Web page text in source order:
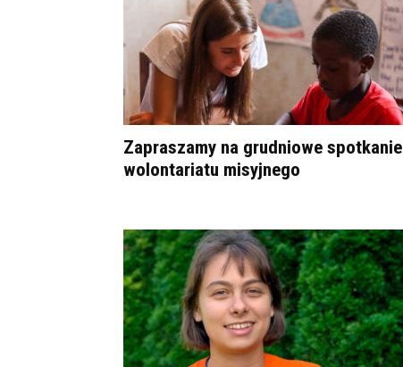
Zapraszamy na grudniowe spotkanie
wolontariatu misyjnego